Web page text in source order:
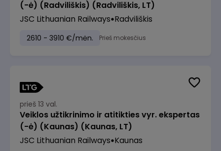
(-ė) (Radviliškis) (Radviliškis, LT)
JSC Lithuanian Railways Radviliškis
2610 - 3910 €/mėn. Prieš mokesčius
prieš 13 val.
Veiklos užtikrinimo ir atitikties vyr. ekspertas
(-ė) (Kaunas) (Kaunas, LT)
JSC Lithuanian Railways Kaunas